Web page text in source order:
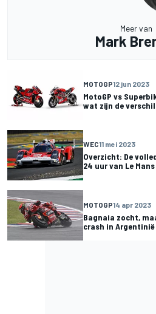
Meer van
Mark
MOTOGP12 jun 2023
MotoGP vs
wat zijn de
WEC11 mei 2023
Overzicht: De
24 uur van Le
MOTOGP14 apr 2023
Bagnaia zocht,
crash in Argentinië